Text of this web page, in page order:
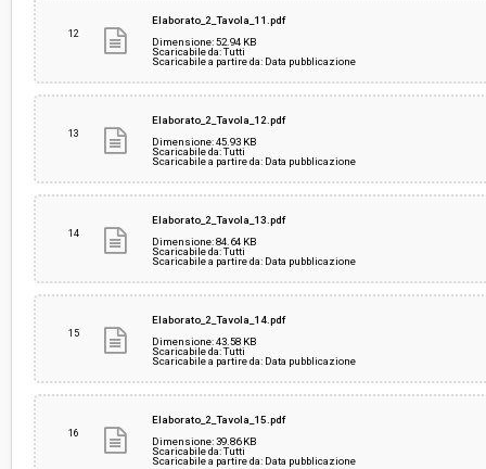
12
Elaborato_2_Tavola_11.pdf
Dimensione: 52.94 KB
Scaricabile da: Tutti
Scaricabile a partire da: Data pubblicazione
13
Elaborato_2_Tavola_12.pdf
Dimensione: 45.93 KB
Scaricabile da: Tutti
Scaricabile a partire da: Data pubblicazione
14
Elaborato_2_Tavola_13.pdf
Dimensione: 84.64 KB
Scaricabile da: Tutti
Scaricabile a partire da: Data pubblicazione
15
Elaborato_2_Tavola_14.pdf
Dimensione: 43.58 KB
Scaricabile da: Tutti
Scaricabile a partire da: Data pubblicazione
16
Elaborato_2_Tavola_15.pdf
Dimensione: 39.86 KB
Scaricabile da: Tutti
Scaricabile a partire da: Data pubblicazione